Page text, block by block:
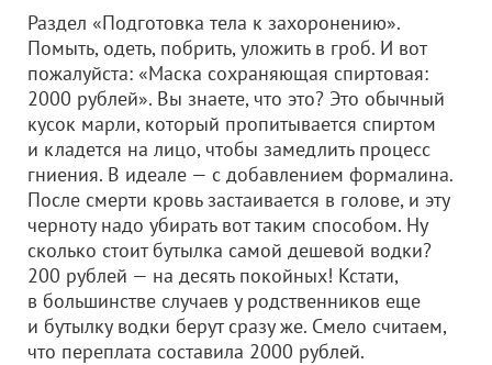
Раздел «Подготовка тела к захоронению».
Помыть, одеть, побрить, уложить в гроб. И вот
пожалуйста: «Маска сохраняющая спиртовая:
2000 рублей». Вы знаете, что это? Это обычный
кусок марли, который пропитывается спиртом
и кладется на лицо, чтобы замедлить процесс
гниения. В идеале — с добавлением формалина.
После смерти кровь застаивается в голове, и эту
черноту надо убирать вот таким способом. Ну
сколько стоит бутылка самой дешевой водки?
200 рублей — на десять покойных! Кстати,
в большинстве случаев у родственников еще
и бутылку водки берут сразу же. Смело считаем,
что переплата составила 2000 рублей.